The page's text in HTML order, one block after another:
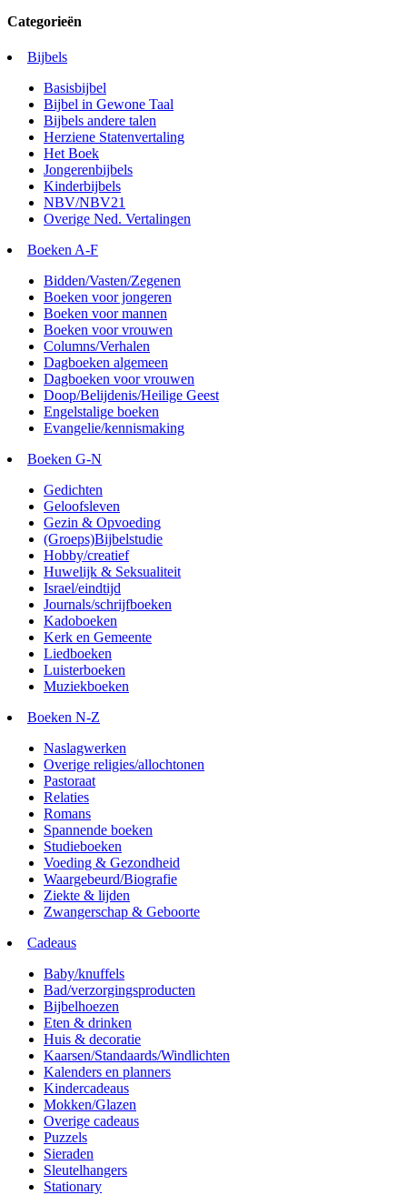
Categorieën
Bijbels
Basisbijbel
Bijbel in Gewone Taal
Bijbels andere talen
Herziene Statenvertaling
Het Boek
Jongerenbijbels
Kinderbijbels
NBV/NBV21
Overige Ned. Vertalingen
Boeken A-F
Bidden/Vasten/Zegenen
Boeken voor jongeren
Boeken voor mannen
Boeken voor vrouwen
Columns/Verhalen
Dagboeken algemeen
Dagboeken voor vrouwen
Doop/Belijdenis/Heilige Geest
Engelstalige boeken
Evangelie/kennismaking
Boeken G-N
Gedichten
Geloofsleven
Gezin & Opvoeding
(Groeps)Bijbelstudie
Hobby/creatief
Huwelijk & Seksualiteit
Israel/eindtijd
Journals/schrijfboeken
Kadoboeken
Kerk en Gemeente
Liedboeken
Luisterboeken
Muziekboeken
Boeken N-Z
Naslagwerken
Overige religies/allochtonen
Pastoraat
Relaties
Romans
Spannende boeken
Studieboeken
Voeding & Gezondheid
Waargebeurd/Biografie
Ziekte & lijden
Zwangerschap & Geboorte
Cadeaus
Baby/knuffels
Bad/verzorgingsproducten
Bijbelhoezen
Eten & drinken
Huis & decoratie
Kaarsen/Standaards/Windlichten
Kalenders en planners
Kindercadeaus
Mokken/Glazen
Overige cadeaus
Puzzels
Sieraden
Sleutelhangers
Stationary